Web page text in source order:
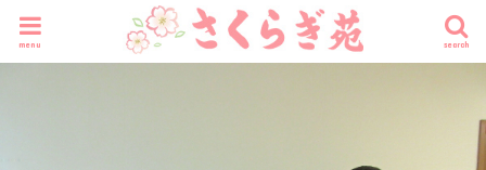
search
menu